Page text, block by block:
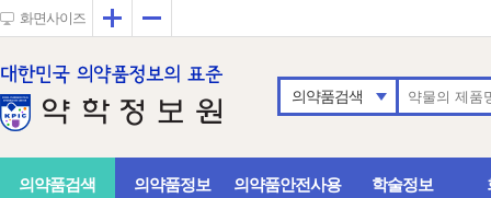
화면사이즈 확대
의약품검색
의약품검색 의약품정보 의약품안전사용 학술정보